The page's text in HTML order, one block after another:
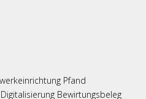
Pfand
Digitalisierung Bewirtungsbeleg